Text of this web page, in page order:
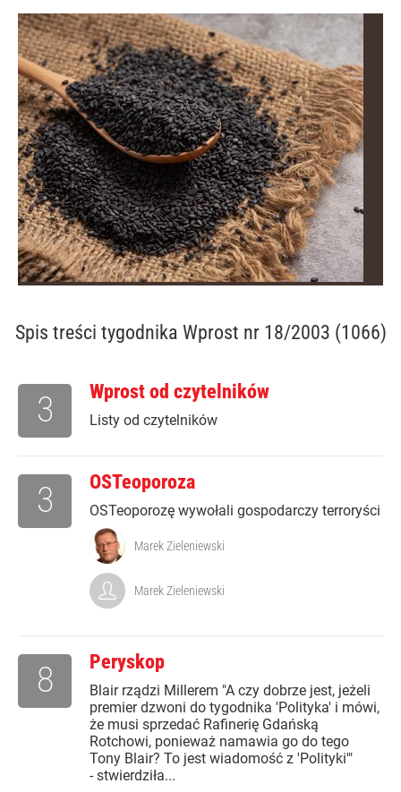
Spis treści tygodnika Wprost nr 18/2003 (1066)
Wprost od czytelników
Listy od czytelników
3
OSTeoporoza
OSTeoporozę wywołali gospodarczy terroryści
3
Marek Zieleniewski
Marek Zieleniewski
Peryskop
Blair rządzi Millerem "A czy dobrze jest, jeżeli
premier dzwoni do tygodnika 'Polityka' i mówi,
że musi sprzedać Rafinerię Gdańską
Rotchowi, ponieważ namawia go do tego
Tony Blair? To jest wiadomość z 'Polityki'"
- stwierdziła...
8